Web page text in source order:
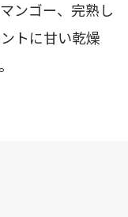
ンゴー、完熟し
トに甘い乾燥